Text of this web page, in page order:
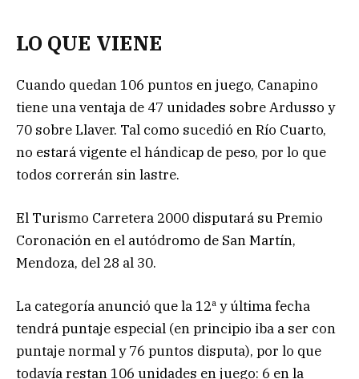
LO QUE VIENE
Cuando quedan 106 puntos en juego, Canapino
tiene una ventaja de 47 unidades sobre Ardusso y
70 sobre Llaver. Tal como sucedió en Río Cuarto,
no estará vigente el hándicap de peso, por lo que
todos correrán sin lastre.
El Turismo Carretera 2000 disputará su Premio
Coronación en el autódromo de San Martín,
Mendoza, del 28 al 30.
La categoría anunció que la 12ª y última fecha
tendrá puntaje especial (en principio iba a ser con
puntaje normal y 76 puntos disputa), por lo que
todavía restan 106 unidades en juego: 6 en la